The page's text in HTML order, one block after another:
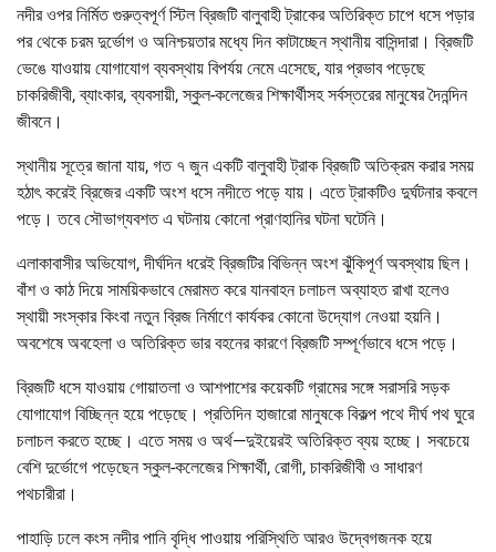
নদীর ওপর নির্মিত গুরুত্বপূর্ণ স্টিল ব্রিজটি বালুবাহী ট্রাকের অতিরিক্ত চাপে ধসে পড়ার
পর থেকে চরম দুর্ভোগ ও অনিশ্চয়তার মধ্যে দিন কাটাচ্ছেন স্থানীয় বাসিন্দারা। ব্রিজটি
ভেঙে যাওয়ায় যোগাযোগ ব্যবস্থায় বিপর্যয় নেমে এসেছে, যার প্রভাব পড়েছে
চাকরিজীবী, ব্যাংকার, ব্যবসায়ী, স্কুল-কলেজের শিক্ষার্থীসহ সর্বস্তরের মানুষের দৈনন্দিন
জীবনে।
স্থানীয় সূত্রে জানা যায়, গত ৭ জুন একটি বালুবাহী ট্রাক ব্রিজটি অতিক্রম করার সময়
হঠাৎ করেই ব্রিজের একটি অংশ ধসে নদীতে পড়ে যায়। এতে ট্রাকটিও দুর্ঘটনার কবলে
পড়ে। তবে সৌভাগ্যবশত এ ঘটনায় কোনো প্রাণহানির ঘটনা ঘটেনি।
এলাকাবাসীর অভিযোগ, দীর্ঘদিন ধরেই ব্রিজটির বিভিন্ন অংশ ঝুঁকিপূর্ণ অবস্থায় ছিল।
বাঁশ ও কাঠ দিয়ে সাময়িকভাবে মেরামত করে যানবাহন চলাচল অব্যাহত রাখা হলেও
স্থায়ী সংস্কার কিংবা নতুন ব্রিজ নির্মাণে কার্যকর কোনো উদ্যোগ নেওয়া হয়নি।
অবশেষে অবহেলা ও অতিরিক্ত ভার বহনের কারণে ব্রিজটি সম্পূর্ণভাবে ধসে পড়ে।
ব্রিজটি ধসে যাওয়ায় গোয়াতলা ও আশপাশের কয়েকটি গ্রামের সঙ্গে সরাসরি সড়ক
যোগাযোগ বিচ্ছিন্ন হয়ে পড়েছে। প্রতিদিন হাজারো মানুষকে বিকল্প পথে দীর্ঘ পথ ঘুরে
চলাচল করতে হচ্ছে। এতে সময় ও অর্থ—দুইয়েরই অতিরিক্ত ব্যয় হচ্ছে। সবচেয়ে
বেশি দুর্ভোগে পড়েছেন স্কুল-কলেজের শিক্ষার্থী, রোগী, চাকরিজীবী ও সাধারণ
পথচারীরা।
পাহাড়ি ঢলে কংস নদীর পানি বৃদ্ধি পাওয়ায় পরিস্থিতি আরও উদ্বেগজনক হয়ে